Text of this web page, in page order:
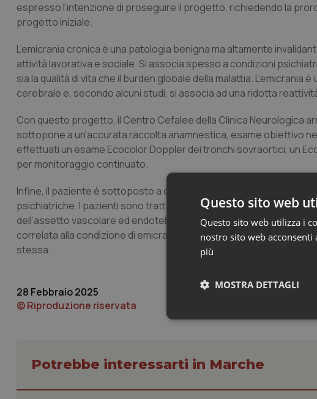
espresso l’intenzione di proseguire il progetto, richiedendo la
progetto iniziale.
L’emicrania cronica è una patologia benigna ma altamente
attività lavorativa e sociale. Si associa spesso a condizioni
sia la qualità di vita che il burden globale della malattia.
cerebrale e, secondo alcuni studi, si associa ad una ridotta
Con questo progetto, il Centro Cefalee della Clinica Neurologica
sottopone a un’accurata raccolta anamnestica, esame obiettivo
effettuati un esame Ecocolor Doppler dei tronchi sovraortici, un
per monitoraggio continuato.
Infine, il paziente è sottoposto a colloquio psicologico con
psichiatriche. I pazienti sono trattati con tutte le tipologie di
dell’assetto vascolare ed endoteliare, portando a risultati
correlata alla condizione di emicrania cronica e di diagnosi
stessa.
28 Febbraio 2025
© Riproduzione riservata
Potrebbe interessarti in Marche
Questo sito web
Questo sito web utilizza i
nostro sito web
più
MOSTRA DETTAGLI
Necessari